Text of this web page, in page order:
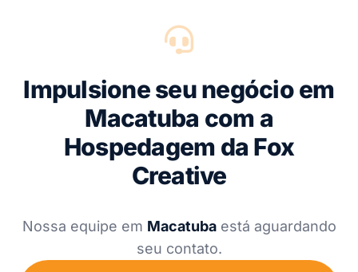
Impulsione seu negócio em
Macatuba com a
Hospedagem da Fox
Creative
Nossa equipe em Macatubaestá aguardando
seu contato.